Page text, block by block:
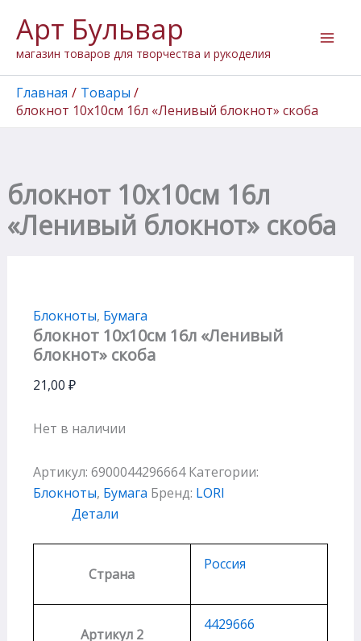
содержимому
Арт Бульвар
магазин товаров для творчества и рукоделия
Главная
Товары
блокнот 10х10см 16л «Ленивый блокнот» скоба
блокнот 10х10см 16л
«Ленивый блокнот» скоба
Блокноты, Бумага
блокнот 10х10см 16л «Ленивый
блокнот» скоба
21,00 ₽
Нет в наличии
Артикул: 6900044296664 Категории:
Блокноты, Бумага Бренд: LORI
Детали
Страна
Россия
Артикул 2
4429666